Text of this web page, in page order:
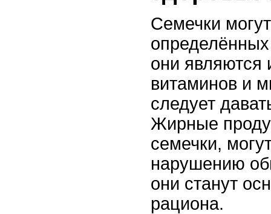
Семечки
определённых
они являются
витаминов и
следует
Жирные
семечки,
нарушению
они станут
рациона.